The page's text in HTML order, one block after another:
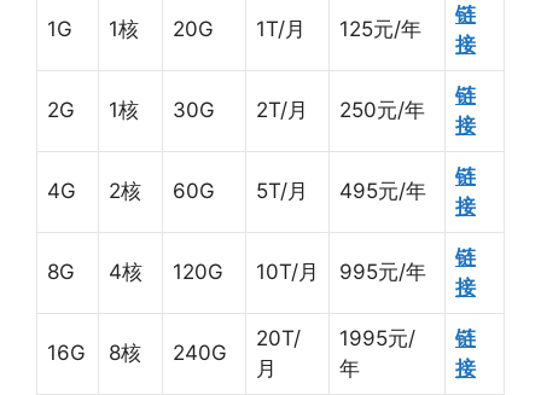
1G 1核 20G 1T/月 125元/年
链
接
2G 1核 30G 2T/月 250元/年
链
接
4G 2核 60G 5T/月 495元/年
链
接
8G 4核 120G 10T/月 995元/年
链
接
16G 8核 240G
20T/
月
1995元/
年
链
接